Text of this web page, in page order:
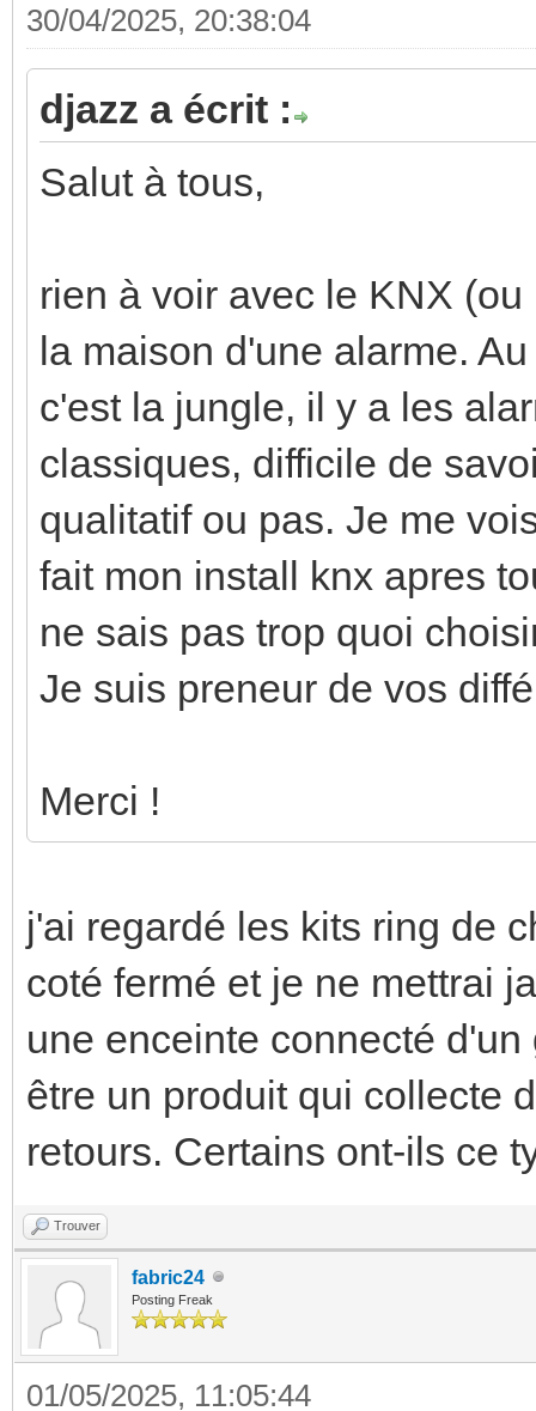
30/04/2025, 20:38:04
djazz a écrit :
Salut à tous,
rien à voir avec le KNX
la maison d'une alarme.
c'est la jungle, il y a les
classiques, difficile de
qualitatif ou pas. Je me
fait mon install knx apres
ne sais pas trop quoi
Je suis preneur de vos
Merci !
j'ai regardé les kits ring de
coté fermé et je ne mettrai
une enceinte connecté
être un produit qui collecte
retours. Certains ont-ils ce
Trouver
fabric24
Posting Freak
01/05/2025, 11:05:44